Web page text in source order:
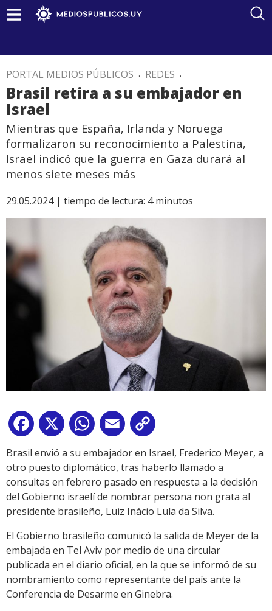
PORTAL MEDIOS PÚBLICOS . REDES .
Brasil retira a su embajador en
Israel
Mientras que España, Irlanda y Noruega
formalizaron su reconocimiento a Palestina,
Israel indicó que la guerra en Gaza durará al
menos siete meses más
29.05.2024 | tiempo de lectura: 4 minutos
Facebook
X WhatsApp
Email
Link
Brasil envió a su embajador en Israel, Frederico Meyer, a
otro puesto diplomático, tras haberlo llamado a
consultas en febrero pasado en respuesta a la decisión
del Gobierno israelí de nombrar persona non grata al
presidente brasileño, Luiz Inácio Lula da Silva.
El Gobierno brasileño comunicó la salida de Meyer de la
embajada en Tel Aviv por medio de una circular
publicada en el diario oficial, en la que se informó de su
nombramiento como representante del país ante la
Conferencia de Desarme en Ginebra.